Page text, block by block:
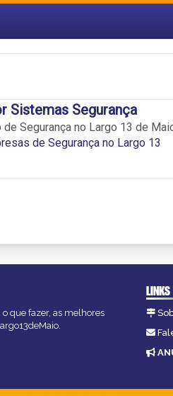
Sistemas Segurança
de Segurança no Largo 13 de
de Segurança no Largo 13
que fazer, as melhores